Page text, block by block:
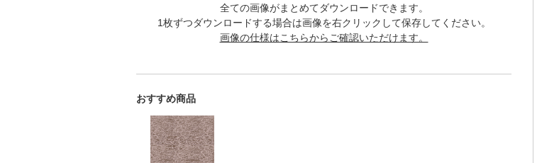
全ての画像がまとめてダウンロードできます。
1枚ずつダウンロードする場合は画像を右クリックして保存してください。
画像の仕様はこちらからご確認いただけます。
おすすめ商品